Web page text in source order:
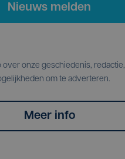
Nieuws melden
over onze geschiedenis, redactie,
om te adverteren.
Meer info